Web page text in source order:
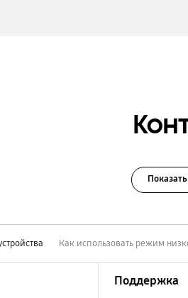
Как использовать режим
Поддержка